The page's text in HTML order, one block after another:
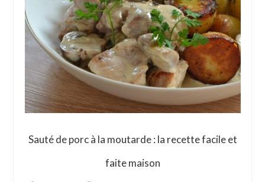
Sauté de porc à la moutarde : la recette facile et
faite maison